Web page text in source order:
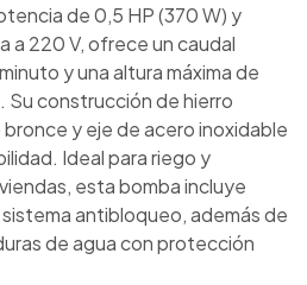
de 0,5 HP (370 W) y
a 220 V, ofrece un caudal
y una altura máxima de
construcción de hierro
y eje de acero inoxidable
Ideal para riego y
esta bomba incluye
antibloqueo, además de
de agua con protección